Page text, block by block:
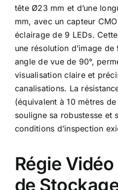
tête Ø23 mm et d’une
mm, avec un capteur
éclairage de 9 LEDs.
une résolution d’image
angle de vue de 90°,
visualisation claire et
canalisations. La
(équivalent à 10 mètres de
souligne sa robustesse et
conditions d’inspection
Régie
de